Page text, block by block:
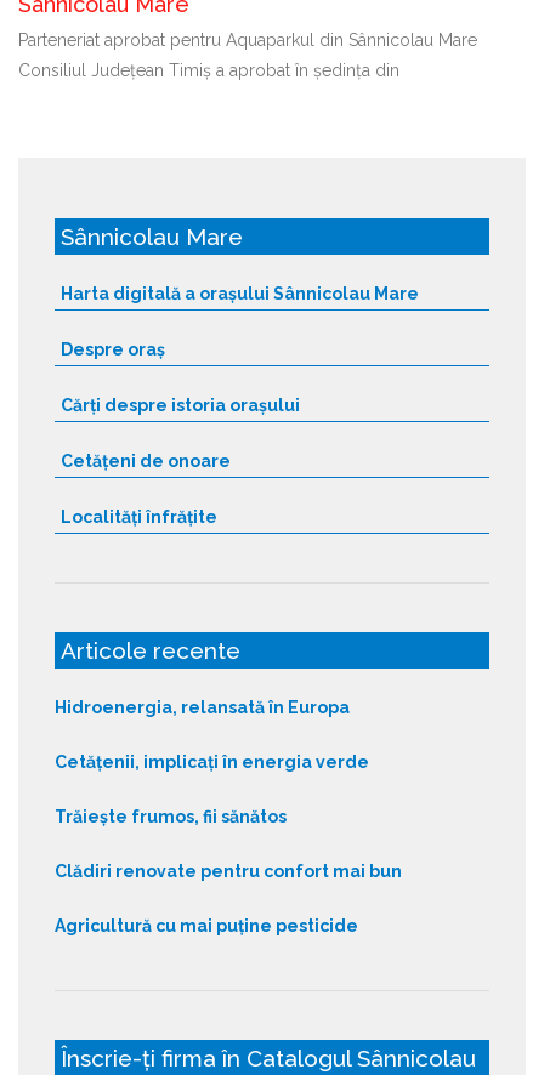
Parteneriat aprobat pentru Aquaparkul din Sânnicolau Mare
Consiliul Județean Timiș a aprobat în ședința din
Sânnicolau Mare
Harta digitală a orașului Sânnicolau Mare
Despre oraș
Cărți despre istoria orașului
Cetățeni de onoare
Localități înfrățite
Articole recente
Hidroenergia, relansată în Europa
Cetățenii, implicați în energia verde
Trăiește frumos, fii sănătos
Clădiri renovate pentru confort mai bun
Agricultură cu mai puține pesticide
Înscrie-ți firma în Catalogul Sânnicolau